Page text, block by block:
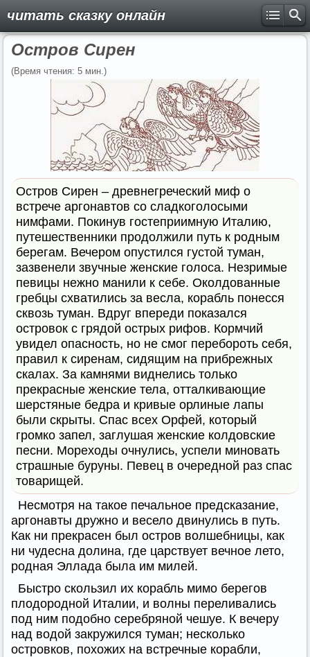
читать сказку онлайн
Остров Сирен
(Время чтения: 5 мин.)
Остров Сирен – древнегреческий миф о
встрече аргонавтов со сладкоголосыми
нимфами. Покинув гостеприимную Италию,
путешественники продолжили путь к родным
берегам. Вечером опустился густой туман,
зазвенели звучные женские голоса. Незримые
певицы нежно манили к себе. Околдованные
гребцы схватились за весла, корабль понесся
сквозь туман. Вдруг впереди показался
островок с грядой острых рифов. Кормчий
увидел опасность, но не смог перебороть себя,
правил к сиренам, сидящим на прибрежных
скалах. За камнями виднелись только
прекрасные женские тела, отталкивающие
шерстяные бедра и кривые орлиные лапы
были скрыты. Спас всех Орфей, который
громко запел, заглушая женские колдовские
песни. Мореходы очнулись, успели миновать
страшные буруны. Певец в очередной раз спас
товарищей.
Несмотря на такое печальное предсказание,
аргонавты дружно и весело двинулись в путь.
Как ни прекрасен был остров волшебницы, как
ни чудесна долина, где царствует вечное лето,
родная Эллада была им милей.
Быстро скользил их корабль мимо берегов
плодородной Италии, и волны переливались
под ним подобно серебряной чешуе. К вечеру
над водой закружился туман; несколько
островков, похожих на встречные корабли,